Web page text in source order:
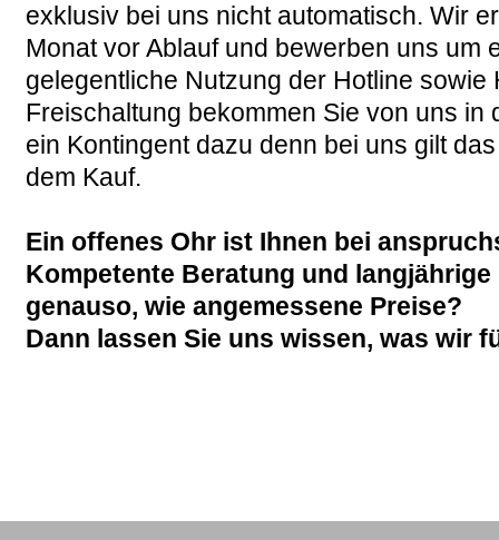
exklusiv bei uns nicht automatisch. Wir
Monat vor Ablauf und bewerben uns um
gelegentliche Nutzung der Hotline
Freischaltung bekommen Sie von uns
ein Kontingent dazu denn bei uns gilt
dem Kauf.
Ein offenes Ohr ist Ihnen bei
Kompetente Beratung und
genauso, wie angemessene Preise?
Dann lassen Sie uns wissen, was wir